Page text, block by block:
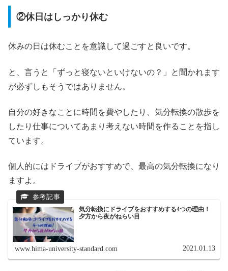
②休日はしっかり休む
休みの日は休むことを意識して過ごすと良いです。
と、言うと「ずっと寝ないといけないの？」と聞かれます
が必ずしもそうではありません。
自分の好きなことに時間を費やしたり、気分転換の散歩を
したり仕事についてあまり考えない時間を作ることを指し
ています。
個人的にはドライブがおすすめで、最高の気分転換になり
ますよ。
気分転換にドライブをおすすめする4つの理由！
夕方から夜がねらい目
www.hima-university-standard.com 2021.01.13